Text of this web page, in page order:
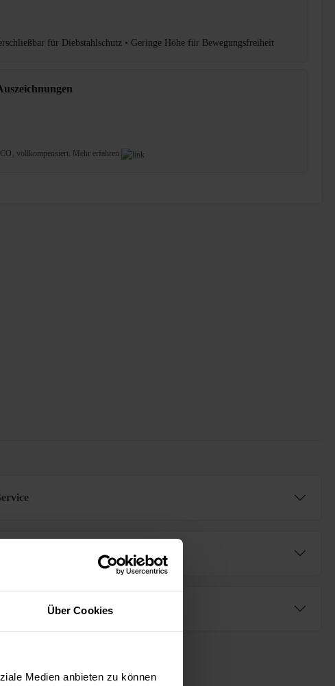
Über Cookies
Medien anbieten zu können
für Diebstahlschutz • Geringe Höhe für Bewegungsfreiheit
vollkompensiert. Mehr erfahren